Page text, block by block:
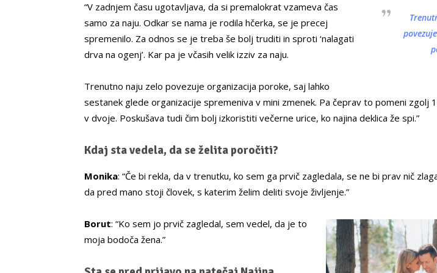
“V zadnjem času ugotavljava, da si premalokrat vzameva čas
samo za naju. Odkar se nama je rodila hčerka, se je precej
spremenilo. Za odnos se je treba še bolj truditi in sproti ‘nalagati
drva na ogenj’. Kar pa je včasih velik izziv za naju.
Trenutno naju zelo povezuje organizacija poroke, saj lahko
sestanek glede organizacije spremeniva v mini zmenek. Pa čeprav to pomeni zgolj
v dvoje. Poskušava tudi čim bolj izkoristiti večerne urice, ko najina deklica že spi.”
Kdaj sta vedela, da se želita poročiti?
Monika: “Če bi rekla, da v trenutku, ko sem ga prvič zagledala, se ne bi prav nič
da pred mano stoji človek, s katerim želim deliti svoje življenje.”
Borut: “Ko sem jo prvič zagledal, sem vedel, da je to
moja bodoča žena.”